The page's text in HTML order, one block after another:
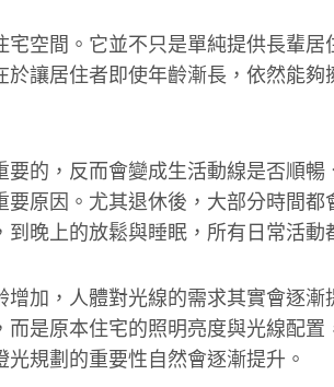
空間。它並不只是單純提供長輩
讓居住者即使年齡漸長，依然能
的，反而會變成生活動線是否順
原因。尤其退休後，大部分時間
晚上的放鬆與睡眠，所有日常活動
加，人體對光線的需求其實會逐
是原本住宅的照明亮度與光線配
規劃的重要性自然會逐漸提升。